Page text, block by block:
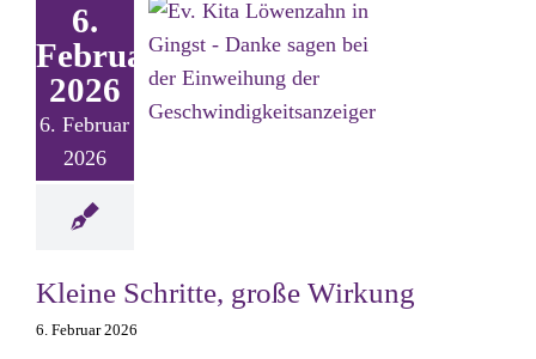
6.
Februar
2026
6. Februar
2026
Kleine Schritte, große Wirkung
6. Februar 2026